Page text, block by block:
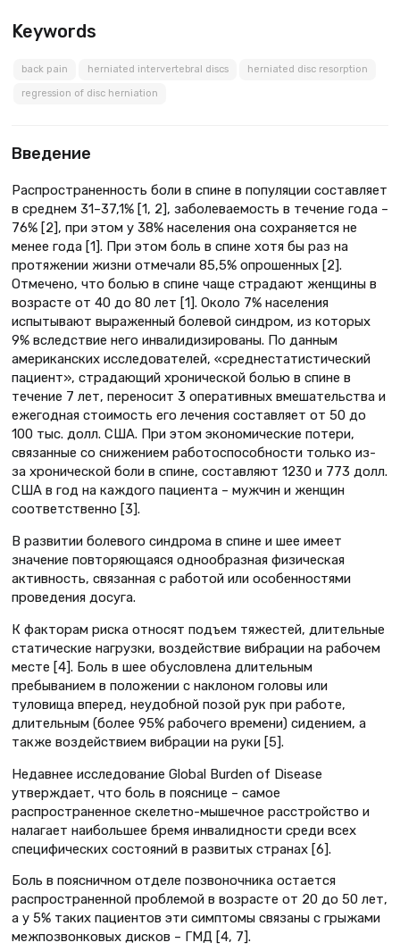
Keywords
back pain herniated intervertebral discs herniated disc resorption
regression of disc herniation
Введение
Распространенность боли в спине в популяции составляет
в среднем 31–37,1% [1, 2], заболеваемость в течение года –
76% [2], при этом у 38% населения она сохраняется не
менее года [1]. При этом боль в спине хотя бы раз на
протяжении жизни отмечали 85,5% опрошенных [2].
Отмечено, что болью в спине чаще страдают женщины в
возрасте от 40 до 80 лет [1]. Около 7% населения
испытывают выраженный болевой синдром, из которых
9% вследствие него инвалидизированы. По данным
американских исследователей, «среднестатистический
пациент», страдающий хронической болью в спине в
течение 7 лет, переносит 3 оперативных вмешательства и
ежегодная стоимость его лечения составляет от 50 до
100 тыс. долл. США. При этом экономические потери,
связанные со снижением работоспособности только из-
за хронической боли в спине, составляют 1230 и 773 долл.
США в год на каждого пациента – мужчин и женщин
соответственно [3].
В развитии болевого синдрома в спине и шее имеет
значение повторяющаяся однообразная физическая
активность, связанная с работой или особенностями
проведения досуга.
К факторам риска относят подъем тяжестей, длительные
статические нагрузки, воздействие вибрации на рабочем
месте [4]. Боль в шее обусловлена длительным
пребыванием в положении с наклоном головы или
туловища вперед, неудобной позой рук при работе,
длительным (более 95% рабочего времени) сидением, а
также воздействием вибрации на руки [5].
Недавнее исследование Global Burden of Disease
утверждает, что боль в пояснице – самое
распространенное скелетно-мышечное расстройство и
налагает наибольшее бремя инвалидности среди всех
специфических состояний в развитых странах [6].
Боль в поясничном отделе позвоночника остается
распространенной проблемой в возрасте от 20 до 50 лет,
а у 5% таких пациентов эти симптомы связаны с грыжами
межпозвонковых дисков – ГМД [4, 7].